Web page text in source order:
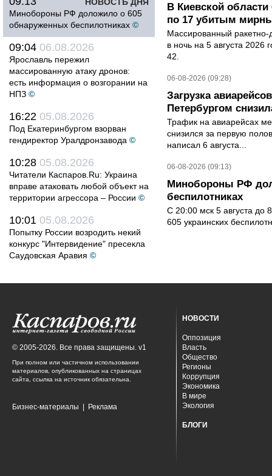
Минобороны РФ доложило о 605
обнаруженных беспилотниках ©
09:04 06.08.2026
Ярославль пережил
массированную атаку дронов:
есть информация о возгорании на
НПЗ ©
16:22 05.08.2026
Под Екатеринбургом взорван
гендиректор Уралдронзавода ©
10:28 05.08.2026
Читатели Каспаров.Ru: Украина
вправе атаковать любой объект на
территории агрессора – России ©
10:01 05.08.2026
Попытку России возродить некий
конкурс "Интервидение" пресекла
Саудовская Аравия ©
В Киевской
по 17 убитым
Массированный ракетно-
в ночь на 5 августа 2026
42.
06-08-2026 (09:28)
Загрузка
Петербургом
Трафик на авиарейсах
снизился за первую
написал 6 августа...
06-08-2026 (09:13)
Минобороны РФ
беспилотниках
С 20:00 мск 5 августа до
605 украинских
© 2005-2026. Все права защищены. v1
При полном или частичном использовании
материалов, опубликованных на страницах
сайта, ссылка на источник обязательна.
Бизнес-материалы Реклама
НОВОСТИ
Оппозиция
Власть
Общество
Регионы
Коррупция
Экономика
В мире
Экология
БЛОГИ